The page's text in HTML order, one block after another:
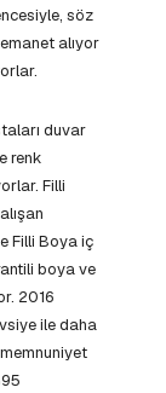
söz
alıyor
duvar
renk
Filli
Filli Boya iç
boya ve
2016
ile daha